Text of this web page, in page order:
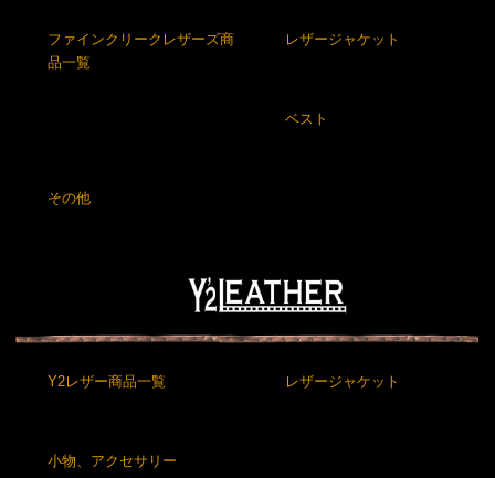
ファインクリークレザーズ商
品一覧
レザージャケット
ベスト
その他
Y2レザー商品一覧 レザージャケット
小物、アクセサリー